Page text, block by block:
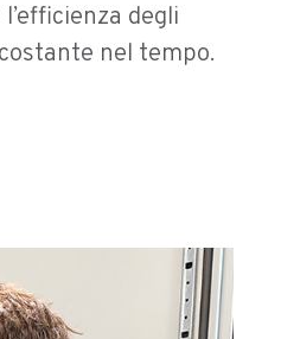
degli
nel tempo.